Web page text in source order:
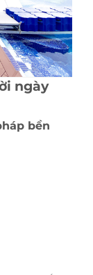
ngày
bền